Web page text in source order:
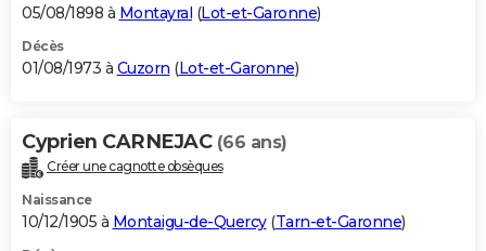
05/08/1898 à Montayral (Lot-et-Garonne)
Décès
01/08/1973 à Cuzorn (Lot-et-Garonne)
Cyprien CARNEJAC (66 ans)
Créer une cagnotte obsèques
Naissance
10/12/1905 à Montaigu-de-Quercy(Tarn-et-Garonne)